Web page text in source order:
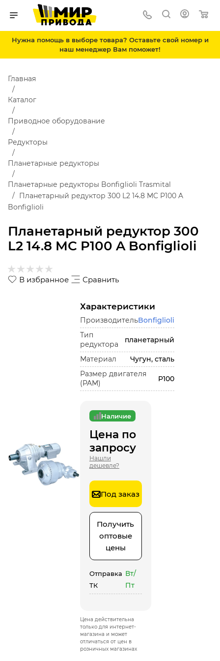
Нужна помощь в выборе товара? Оставьте свой номер и
наш менеджер Вам поможет!
Планетарный редуктор 300
L2 14.8 MC P100 A Bonfiglioli
Главная
Каталог
Приводное оборудование
Редукторы
Планетарные редукторы
Планетарные редукторы Bonfiglioli Trasmital
Планетарный редуктор 300 L2 14.8 MC P100 A
Bonfiglioli
В избранное Сравнить
Характеристики
ПроизводительBonfiglioli
Тип
редуктора
планетарный
Материал
Чугун, сталь
Размер двигателя
(PAM)
P100
Наличие
Цена по
запросу
Нашли
дешевле?
Под заказ
Получить
оптовые
цены
Отправка
ТК
Вт/
Пт
Цена действительна
только для интернет-
магазина и может
отличаться от цен в
розничных магазинах